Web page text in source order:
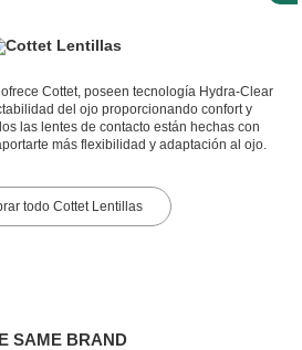
Cottet, poseen tecnología Hydra-Clear
del ojo proporcionando confort y
las lentes de contacto están hechas con
más flexibilidad y adaptación al ojo.
todo Cottet Lentillas
SAME BRAND